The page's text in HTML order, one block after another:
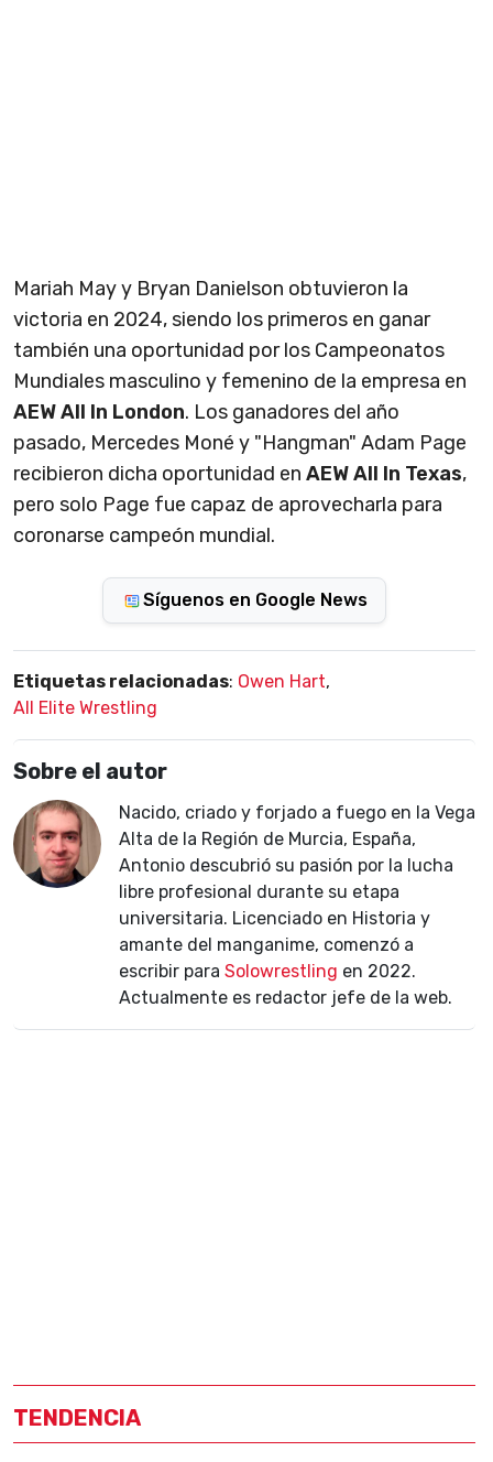
Mariah May y Bryan Danielson obtuvieron la
victoria en 2024, siendo los primeros en ganar
también una oportunidad por los Campeonatos
Mundiales masculino y femenino de la empresa en
AEW All In London. Los ganadores del año
pasado, Mercedes Moné y "Hangman" Adam Page
recibieron dicha oportunidad en AEW All In Texas,
pero solo Page fue capaz de aprovecharla para
coronarse campeón mundial.
Síguenos en Google News
Etiquetas relacionadas: Owen Hart,
All Elite Wrestling
Sobre el autor
Nacido, criado y forjado a fuego en la Vega
Alta de la Región de Murcia, España,
Antonio descubrió su pasión por la lucha
libre profesional durante su etapa
universitaria. Licenciado en Historia y
amante del manganime, comenzó a
escribir para Solowrestling en 2022.
Actualmente es redactor jefe de la web.
TENDENCIA